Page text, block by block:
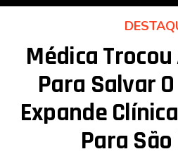
Médica
Para Salvar
Expande
Para